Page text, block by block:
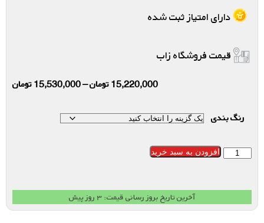
دارای امتیاز ثبت شده
قیمت فروشگاه زاب
15,220,000تومان–
15,530,000تومان
رنگ بندی
افزودن به سبد خرید
آخرین تاریخ بروز رسانی قیمت: ۳ روز پیش